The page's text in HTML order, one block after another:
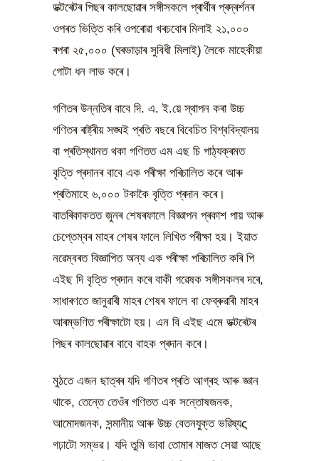
ডক্টৰেটৰ পিছৰ কালছোৱাৰ সঙ্গীসকলে প্ৰাৰ্থীৰ প্ৰদ্ৰৰ্শনৰ
ওপৰত ভিত্তি কৰি ওপৰোৱা খৰচবোৰ মিলাই ২১,০০০
ৰপৰা ২৫,০০০ (ঘৰভাড়াৰ সুবিধী মিলাই) লৈকে মাহেকীয়া
গোটা ধন লাভ কৰে।
গণিতৰ উন্নতিৰ বাবে দি. এ. ই.য়ে স্থাপন কৰা উচ্চ
গণিতৰ ৰাষ্ট্ৰীয় সঙ্ঘই প্ৰতি বছৰে বিবেচিত বিশ্ববিদ্যালয়
বা প্ৰতিস্থানত থকা গণিতত এম এছ চি পাঠ্যক্ৰমত
বৃত্তি প্ৰদানৰ বাবে এক পৰীক্ষা পৰিচালিত কৰে আৰু
প্ৰতিমাহে ৬,০০০ টকাকৈ বৃত্তি প্ৰদান কৰে।
বাতৰিকাকতত জুনৰ শেষৰফালে বিজ্ঞাপন প্ৰকাশ পায় আৰু
চেপ্তেম্বৰ মাহৰ শেষৰ ফালে লিখিত পৰীক্ষা হয়। ইয়াত
নৱেম্বৰত বিজ্ঞাপিত অন্য এক পৰীক্ষা পৰিচালিত কৰি পি
এইছ দি বৃত্তি প্ৰদান কৰে বাকী গৱেষক সঙ্গীসকলৰ দৰে,
সাধাৰণতে জানুৱাৰী মাহৰ শেষৰ ফালে বা ফেব্ৰুৱাৰী মাহৰ
আৰম্ভণিত পৰীক্ষাটো হয়। এন বি এইছ এমে ডক্টৰেটৰ
পিছৰ কালছোৱাৰ বাবে বাহক প্ৰদান কৰে।
মুঠতে এজন ছাত্ৰৰ যদি গণিতৰ প্ৰতি আগ্ৰহ আৰু জ্ঞান
থাকে, তেন্তে তেওঁৰ গণিতত এক সন্তোষজনক,
আমোদজনক, সন্মানীয় আৰু উচ্চ বেতনযুক্ত ভৱিষ্যς
গঢ়াটো সম্ভৱ। যদি তুমি ভাবা তোমাৰ মাজত সেয়া আছে